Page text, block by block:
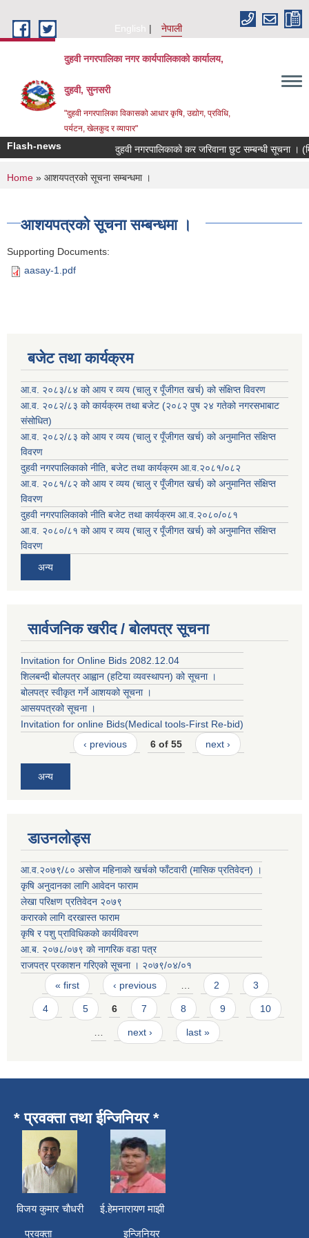
English
नेपाली
दुहवी नगरपालिका नगर कार्यपालिकाको कार्यालय,
दुहवी, सुनसरी
"दुहवी नगरपालिका विकासको आधार कृषि, उद्योग, प्रविधि,
पर्यटन, खेलकुद र व्यापार"
Flash-news दुहवी नगरपालिकाको कर जरिवाना छुट सम्बन्धी सूचना ।
You are here
Home » आशयपत्रको सूचना सम्बन्धमा ।
आशयपत्रको सूचना सम्बन्धमा ।
Supporting Documents:
aasay-1.pdf
बजेट तथा कार्यक्रम
आ.व. २०८३/८४ को आय र व्यय (चालु र पूँजीगत खर्च) को संक्षिप्त विवरण
आ.व. २०८२/८३ को कार्यक्रम तथा बजेट (२०८२ पुष २४ गतेको नगरसभाबाट
संसोधित)
आ.व. २०८२/८३ को आय र व्यय (चालु र पूँजीगत खर्च) को अनुमानित संक्षिप्त
विवरण
दुहवी नगरपालिकाको नीति, बजेट तथा कार्यक्रम आ.व.२०८१/०८२
आ.व. २०८१/८२ को आय र व्यय (चालु र पूँजीगत खर्च) को अनुमानित संक्षिप्त
विवरण
दुहवी नगरपालिकाको नीति बजेट तथा कार्यक्रम आ.व.२०८०/०८१
आ.व. २०८०/८१ को आय र व्यय (चालु र पूँजीगत खर्च) को अनुमानित संक्षिप्त
विवरण
अन्य
सार्वजनिक खरीद / बोलपत्र सूचना
Invitation for Online Bids 2082.12.04
शिलबन्दी बोलपत्र आह्वान (हटिया व्यवस्थापन) को सूचना ।
बोलपत्र स्वीकृत गर्ने आशयको सूचना ।
आसयपत्रको सूचना ।
Invitation for online Bids(Medical tools-First Re-bid)
‹ previous
6 of 55 next ›
अन्य
डाउनलोड्स
आ.व.२०७९/८० असोज महिनाको खर्चको फाँटवारी (मासिक प्रतिवेदन) ।
कृषि अनुदानका लागि आवेदन फाराम
लेखा परिक्षण प्रतिवेदन २०७९
करारको लाग‍ि दरखास्त फाराम
कृषि र पशु प्राविधिकको कार्यविवरण
आ.ब. २०७८/०७९ काे नागरिक वडा पत्र
राजपत्र प्रकाशन गरिएको सूचना । २०७९/०४/०१
Pages
« first ‹ previous 2 3
4 5 6 7 8 9 10
next › last »
* प्रवक्ता तथा ईन्जिनियर *
विजय कुमार चाैधरी ई.हेमनारायण माझी
प्रवक्ता इन्जिनियर